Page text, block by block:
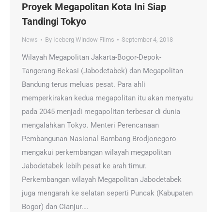
Proyek Megapolitan Kota Ini Siap
Tandingi Tokyo
News By Iceberg Window Films September 4, 2018
Wilayah Megapolitan Jakarta-Bogor-Depok-
Tangerang-Bekasi (Jabodetabek) dan Megapolitan
Bandung terus meluas pesat. Para ahli
memperkirakan kedua megapolitan itu akan menyatu
pada 2045 menjadi megapolitan terbesar di dunia
mengalahkan Tokyo. Menteri Perencanaan
Pembangunan Nasional Bambang Brodjonegoro
mengakui perkembangan wilayah megapolitan
Jabodetabek lebih pesat ke arah timur.
Perkembangan wilayah Megapolitan Jabodetabek
juga mengarah ke selatan seperti Puncak (Kabupaten
Bogor) dan Cianjur.…